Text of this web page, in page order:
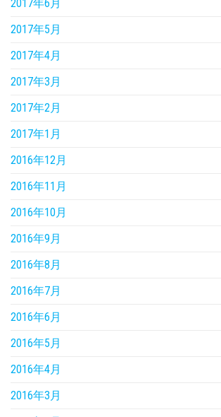
2017年6月
2017年5月
2017年4月
2017年3月
2017年2月
2017年1月
2016年12月
2016年11月
2016年10月
2016年9月
2016年8月
2016年7月
2016年6月
2016年5月
2016年4月
2016年3月